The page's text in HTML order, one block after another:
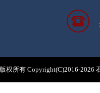
版权所有 Copyright(C)2016-2026